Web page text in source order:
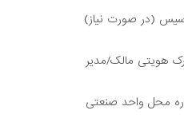
(در صورت نیاز)
هویتی مالک/مدیر
محل واحد صنعتی